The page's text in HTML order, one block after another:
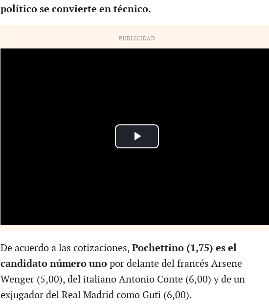
político se convierte en técnico.
PUBLICIDAD
De acuerdo a las cotizaciones, Pochettino (1,75) es el
candidato número unopor delante del francés Arsene
Wenger (5,00), del italiano Antonio Conte (6,00) y de un
exjugador del Real Madrid como Guti (6,00).